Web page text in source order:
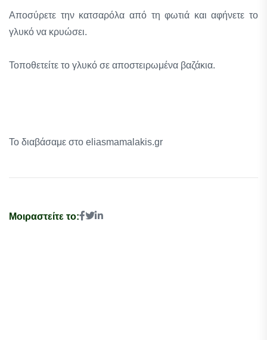
Αποσύρετε την κατσαρόλα από τη φωτιά και αφήνετε το
γλυκό να κρυώσει.
Τοποθετείτε το γλυκό σε αποστειρωμένα βαζάκια.
Το διαβάσαμε στο eliasmamalakis.gr
Μοιραστείτε το: